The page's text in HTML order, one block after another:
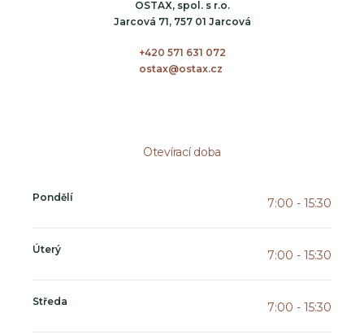
OSTAX, spol. s r.o.
Jarcová 71, 757 01 Jarcová
+420 571 631 072
ostax@ostax.cz
Otevírací doba
Pondělí 7:00 - 15:30
Úterý 7:00 - 15:30
Středa 7:00 - 15:30